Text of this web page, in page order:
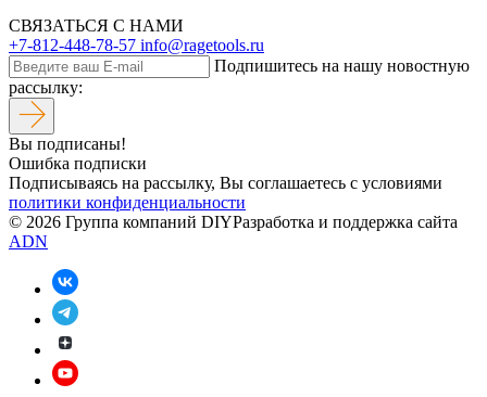
СВЯЗАТЬСЯ С НАМИ
+7-812-448-78-57 info@ragetools.ru
Подпишитесь на нашу новостную
рассылку:
Вы подписаны!
Ошибка подписки
Подписываясь на рассылку, Вы соглашаетесь c условиями
политики конфиденциальности
© 2026 Группа компаний DIYРазработка и поддержка сайта
ADN